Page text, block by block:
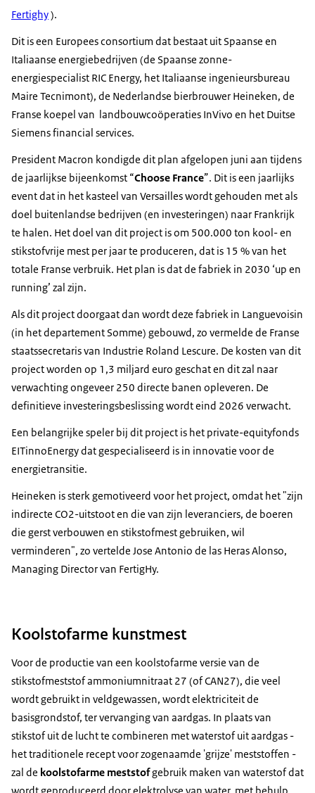
Fertighy).
Dit is een Europees consortium dat bestaat uit Spaanse en
Italiaanse energiebedrijven (de Spaanse zonne-
energiespecialist RIC Energy, het Italiaanse ingenieursbureau
Maire Tecnimont), de Nederlandse bierbrouwer Heineken, de
Franse koepel van landbouwcoöperaties InVivo en het Duitse
Siemens financial services.
President Macron kondigde dit plan afgelopen juni aan tijdens
de jaarlijkse bijeenkomst “Choose France”. Dit is een jaarlijks
event dat in het kasteel van Versailles wordt gehouden met als
doel buitenlandse bedrijven (en investeringen) naar Frankrijk
te halen. Het doel van dit project is om 500.000 ton kool- en
stikstofvrije mest per jaar te produceren, dat is 15 % van het
totale Franse verbruik. Het plan is dat de fabriek in 2030 ‘up en
running’ zal zijn.
Als dit project doorgaat dan wordt deze fabriek in Languevoisin
(in het departement Somme) gebouwd, zo vermelde de Franse
staatssecretaris van Industrie Roland Lescure. De kosten van dit
project worden op 1,3 miljard euro geschat en dit zal naar
verwachting ongeveer 250 directe banen opleveren. De
definitieve investeringsbeslissing wordt eind 2026 verwacht.
Een belangrijke speler bij dit project is het private-equityfonds
EITinnoEnergy dat gespecialiseerd is in innovatie voor de
energietransitie.
Heineken is sterk gemotiveerd voor het project, omdat het "zijn
indirecte CO2-uitstoot en die van zijn leveranciers, de boeren
die gerst verbouwen en stikstofmest gebruiken, wil
verminderen", zo vertelde Jose Antonio de las Heras Alonso,
Managing Director van FertigHy.
Koolstofarme kunstmest
Voor de productie van een koolstofarme versie van de
stikstofmeststof ammoniumnitraat 27 (of CAN27), die veel
wordt gebruikt in veldgewassen, wordt elektriciteit de
basisgrondstof, ter vervanging van aardgas. In plaats van
stikstof uit de lucht te combineren met waterstof uit aardgas -
het traditionele recept voor zogenaamde 'grijze' meststoffen -
zal de koolstofarme meststofgebruik maken van waterstof dat